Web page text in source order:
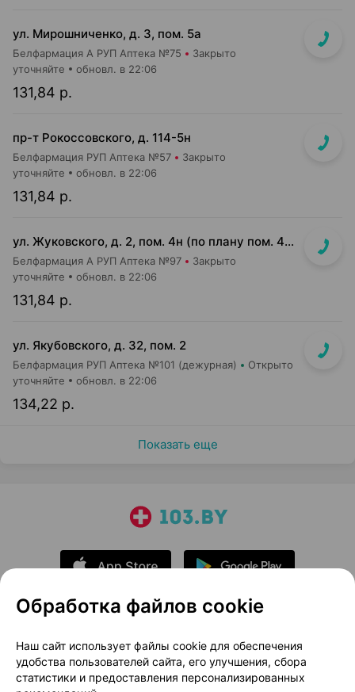
ул. Мирошниченко, д. 3, пом. 5а
Белфармация А РУП Аптека №75 Закрыто
131,84 р.
уточняйте обновл. в 22:06
пр-т Рокоссовского, д. 114-5н
Белфармация РУП Аптека №57 Закрыто
131,84 р.
уточняйте обновл. в 22:06
ул. Жуковского, д. 2, пом. 4н (по плану пом. 4н-1-4н-4)
Белфармация А РУП Аптека №97 Закрыто
131,84 р.
уточняйте обновл. в 22:06
ул. Якубовского, д. 32, пом. 2
Белфармация РУП Аптека №101 (дежурная) Открыто
134,22 р.
уточняйте обновл. в 22:06
Показать еще
О проекте
Новости проекта
Размещение рекламы
Медицинский маркетинг
Публичный договор
Доставка
Обработка файлов cookie
Наш сайт использует файлы cookie для обеспечения
удобства пользователей сайта, его улучшения, сбора
статистики и предоставления персонализированных